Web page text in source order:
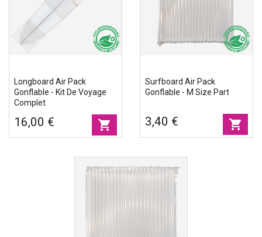
Longboard Air Pack
Gonflable - Kit De Voyage
Complet
16,00 € shopping_cart
Surfboard Air Pack
Gonflable - M Size Part
3,40 € shopping_cart